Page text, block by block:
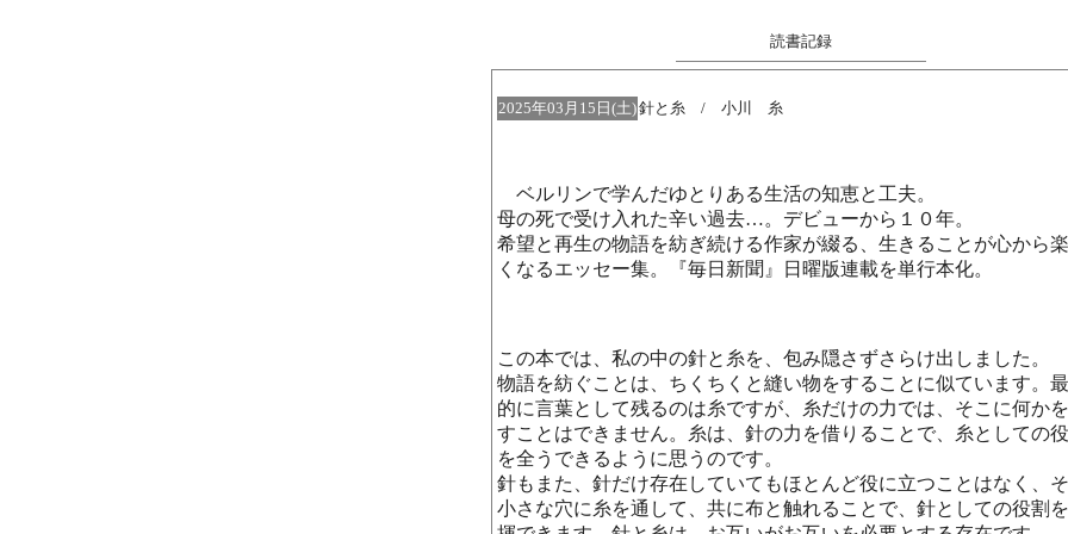
読書記録
2025年03月15日(土)針と糸 / 小川 糸
ベルリンで学んだゆとりある生活の知恵と工夫。
母の死で受け入れた辛い過去…。デビューから１０年。
希望と再生の物語を紡ぎ続ける作家が綴る、生きることが心から
くなるエッセー集。『毎日新聞』日曜版連載を単行本化。
この本では、私の中の針と糸を、包み隠さずさらけ出しました。
物語を紡ぐことは、ちくちくと縫い物をすることに似ています。
的に言葉として残るのは糸ですが、糸だけの力では、そこに何か
すことはできません。糸は、針の力を借りることで、糸としての
を全うできるように思うのです。
針もまた、針だけ存在していてもほとんど役に立つことはなく、
小さな穴に糸を通して、共に布と触れることで、針としての役割